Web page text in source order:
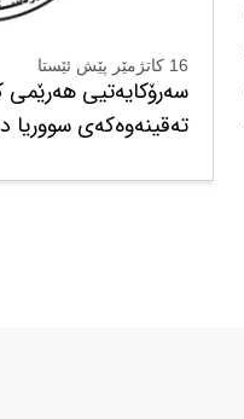
16 کاتژمێر پێش ئێستا
سەرۆکایەتیی
تەقینەوەکەی سووریا